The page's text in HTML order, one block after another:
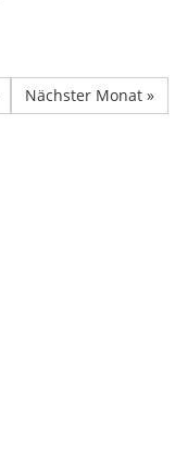
Nächster Monat »